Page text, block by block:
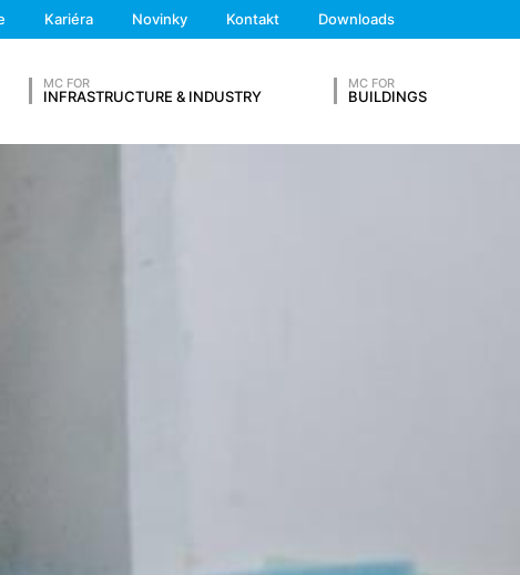
Kariéra Novinky Kontakt Downloads
MC FOR
INFRASTRUCTURE & INDUSTRY
MC FOR
BUILDINGS
objasnenia prípadu. Pre toto obdobie bude spracovanie
We'll get back to you
Feel free to contact us